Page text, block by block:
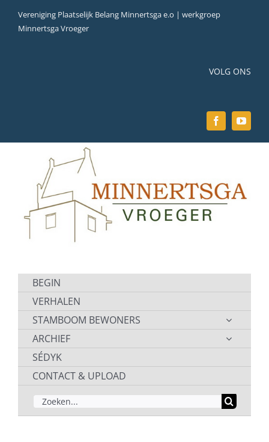
naar
Vereniging Plaatselijk Belang Minnertsga e.o | werkgroep
Minnertsga Vroeger
VOLG ONS
BEGIN
VERHALEN
STAMBOOM BEWONERS
ARCHIEF
SÉDYK
CONTACT & UPLOAD
ZOEKEN
NAAR: